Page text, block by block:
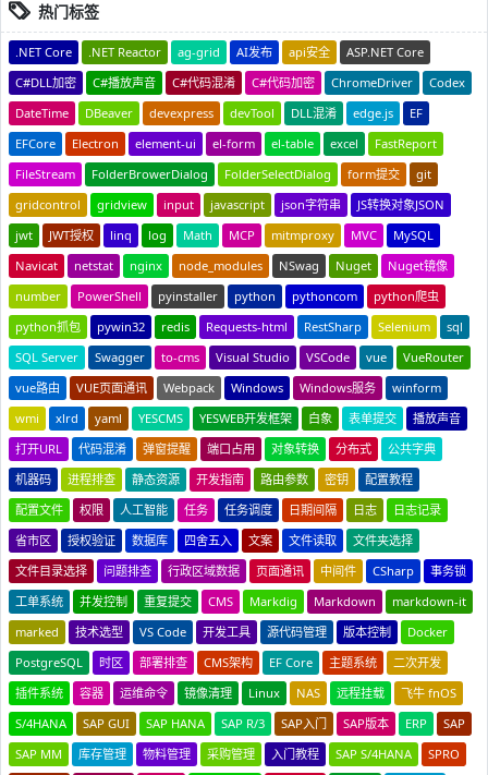
热门标签
.NET Core .NET Reactor ag-grid AI发布 api安全
ASP.NET Core
C#DLL加密
C#播放声音 C#代码混淆 C#代码加密 ChromeDriver
Codex
DateTime
DBeaver devexpress devTool DLL混淆 edge.js
EF
EFCore
Electron element-ui el-form el-table excel
FastReport
FileStream
FolderBrowerDialog FolderSelectDialog form提交
git
gridcontrol
gridview input javascript json字符串
JS转换对象JSON
jwt
JWT授权 linq log Math MCP mitmproxy MVC
MySQL
Navicat
netstat nginx node_modules NSwag Nuget
Nuget镜像
number
PowerShell pyinstaller python pythoncom
python爬虫
python抓包
pywin32 redis Requests-html RestSharp Selenium
sql
SQL Server
Swagger to-cms Visual Studio VSCode vue
VueRouter
vue路由
VUE页面通讯 Webpack Windows Windows服务
winform
wmi
xlrd yaml YESCMS YESWEB开发框架 白象 表单提交
播放声音
打开URL
代码混淆 弹窗提醒 端口占用 对象转换 分布式
公共字典
机器码
进程排查 静态资源 开发指南 路由参数 密钥
配置教程
配置文件
权限 人工智能 任务 任务调度 日期间隔 日志
日志记录
省市区
授权验证 数据库 四舍五入 文案 文件读取
文件夹选择
文件目录选择
问题排查 行政区域数据 页面通讯 中间件 CSharp
事务锁
工单系统
并发控制 重复提交 CMS Markdig Markdown
markdown-it
marked
技术选型 VS Code 开发工具 源代码管理 版本控制
Docker
PostgreSQL
时区 部署排查 CMS架构 EF Core 主题系统
二次开发
插件系统
容器 运维命令 镜像清理 Linux NAS 远程挂载
飞牛 fnOS
S/4HANA
SAP GUI SAP HANA SAP R/3 SAP入门 SAP版本 ERP
SAP
SAP MM
库存管理 物料管理 采购管理 入门教程 SAP S/4HANA
SPRO